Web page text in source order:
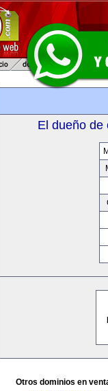
El dueño de
Otros dominios en